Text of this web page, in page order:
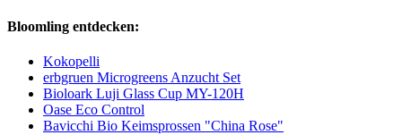
Bloomling entdecken:
Kokopelli
erbgruen Microgreens Anzucht Set
Bioloark Luji Glass Cup MY-120H
Oase Eco Control
Bavicchi Bio Keimsprossen "China Rose"